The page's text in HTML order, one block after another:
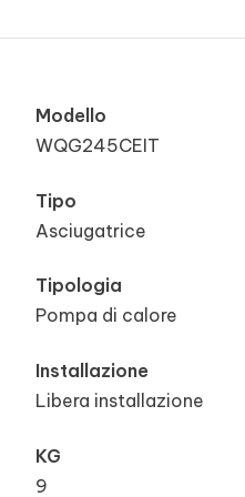
Modello
WQG245CEIT
Tipo
Asciugatrice
Tipologia
Pompa di calore
Installazione
Libera installazione
KG
9